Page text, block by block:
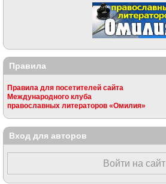
Правила
Правила для посетителей сайта
Международного клуба
православных литераторов «Омилия»
Вход для авторов
Войти на сайт